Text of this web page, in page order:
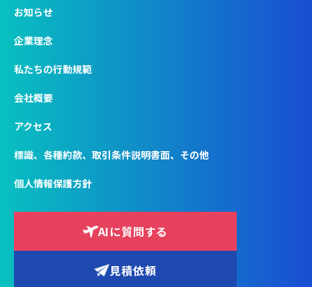
お知らせ
企業理念
私たちの行動規範
会社概要
アクセス
標識、各種約款、取引条件説明書面、その他
個人情報保護方針
AIに質問する
見積依頼